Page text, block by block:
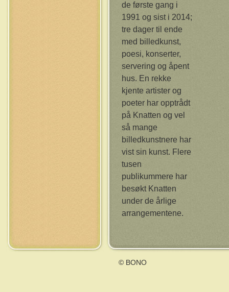
de første gang i
1991 og sist i 2014;
tre dager til ende
med billedkunst,
poesi, konserter,
servering og åpent
hus. En rekke
kjente artister og
poeter har opptrådt
på Knatten og vel
så mange
billedkunstnere har
vist sin kunst. Flere
tusen
publikummere har
besøkt Knatten
under de årlige
arrangementene.
© BONO